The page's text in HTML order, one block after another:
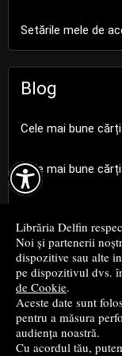

Librăria Delfin
Noi și partenerii
dispozitive sau alte
pe dispozitivul dvs.
de Cookie.
Aceste date sunt
pentru a măsura
audiența noastră.
Cu acordul tău,
Setările mele de
Blog
Cele mai bune
Cele mai bune
Cele mai bune
Top cărți beletristică
...toate știrile